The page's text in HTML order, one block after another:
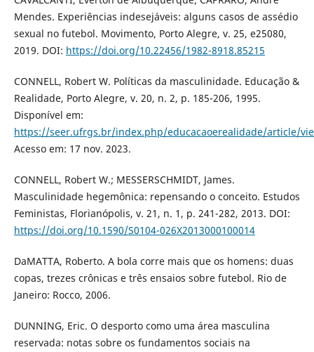
Mendes. Experiências indesejáveis: alguns casos de assédio
sexual no futebol. Movimento, Porto Alegre, v. 25, e25080,
2019. DOI: https://doi.org/10.22456/1982-8918.85215
CONNELL, Robert W. Políticas da masculinidade. Educação &
Realidade, Porto Alegre, v. 20, n. 2, p. 185-206, 1995.
Disponível em:
https://seer.ufrgs.br/index.php/educacaoerealidade/article/
Acesso em: 17 nov. 2023.
CONNELL, Robert W.; MESSERSCHMIDT, James.
Masculinidade hegemônica: repensando o conceito. Estudos
Feministas, Florianópolis, v. 21, n. 1, p. 241-282, 2013. DOI:
https://doi.org/10.1590/S0104-026X2013000100014
DaMATTA, Roberto. A bola corre mais que os homens: duas
copas, trezes crônicas e três ensaios sobre futebol. Rio de
Janeiro: Rocco, 2006.
DUNNING, Eric. O desporto como uma área masculina
reservada: notas sobre os fundamentos sociais na